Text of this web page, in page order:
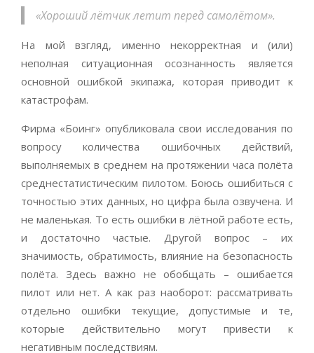
«Хороший лётчик летит перед самолётом».
На мой взгляд, именно некорректная и (или)
неполная ситуационная осознанность является
основной ошибкой экипажа, которая приводит к
катастрофам.
Фирма «Боинг» опубликовала свои исследования по
вопросу количества ошибочных действий,
выполняемых в среднем на протяжении часа полёта
среднестатистическим пилотом. Боюсь ошибиться с
точностью этих данных, но цифра была озвучена. И
не маленькая. То есть ошибки в лётной работе есть,
и достаточно частые. Другой вопрос – их
значимость, обратимость, влияние на безопасность
полёта. Здесь важно не обобщать – ошибается
пилот или нет. А как раз наоборот: рассматривать
отдельно ошибки текущие, допустимые и те,
которые действительно могут привести к
негативным последствиям.